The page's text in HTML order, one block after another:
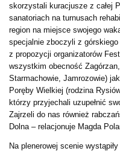
skorzystali kuracjusze z całej
sanatoriach na turnusach
region na miejsce swojego
specjalnie zboczyli z
z propozycji organizatorów
wszystkim obecność
Starmachowie, Jamrozowie)
Poręby Wielkiej (rodzina
którzy przyjechali uzupełnić
Zajrzeli do nas również
Dolna – relacjonuje Magda
Na plenerowej scenie